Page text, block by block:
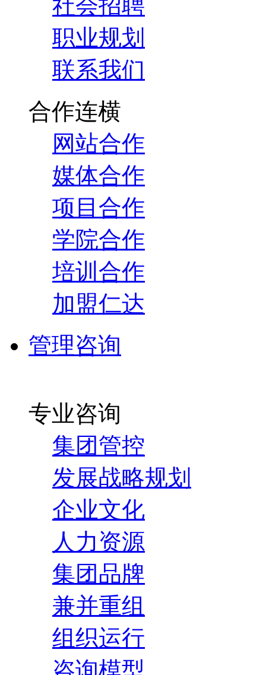
社会招聘
职业规划
联系我们
合作连横
网站合作
媒体合作
项目合作
学院合作
培训合作
加盟仁达
管理咨询
专业咨询
集团管控
发展战略规划
企业文化
人力资源
集团品牌
兼并重组
组织运行